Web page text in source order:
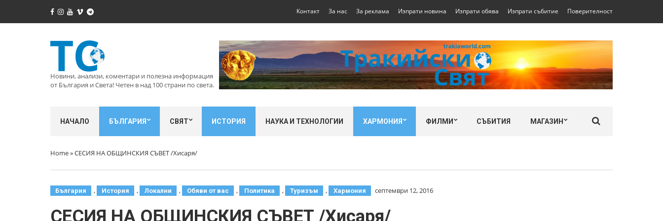
Контакт За нас За реклама Изпрати новина Изпрати обява Изпрати събитие Поверителност
Новини, анализи, коментари и полезна информация
от България и Света! Четен в над 100 страни по света.
НАЧАЛО БЪЛГАРИЯ СВЯТ ИСТОРИЯ НАУКА И ТЕХНОЛОГИИ ХАРМОНИЯ ФИЛМИ СЪБИТИЯ МАГАЗИН
Home»СЕСИЯ НА ОБЩИНСКИЯ СЪВЕТ /Хисаря/
България , История , Локални , Обяви от вас , Политика , Туризъм , Хармония септември 12, 2016
СЕСИЯ НА ОБЩИНСКИЯ СЪВЕТ /Хисаря/